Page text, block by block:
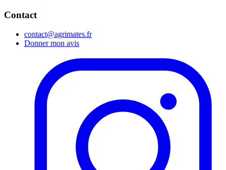
Contact
contact@agrimates.fr
Donner mon avis